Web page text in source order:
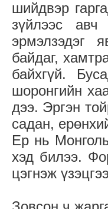
шийдвэр
зүйлээс авч
эрмэлзэдэг
байдаг,
байхгүй.
шоронгийн
дээ. Эргэн
садан,
Ер нь
хэд билээ.
цэгнэж